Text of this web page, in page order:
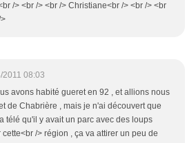
/> <br /> <br /> Christiane<br /> <br /> <br
2011 08:03
avons habité gueret en 92 , et allions nous
de Chabrière , mais je n'ai découvert que
télé qu'il y avait un parc avec des loups
cette<br /> région , ça va attirer un peu de